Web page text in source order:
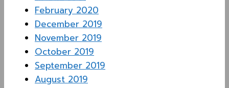
February 2020
December 2019
November 2019
October 2019
September 2019
August 2019